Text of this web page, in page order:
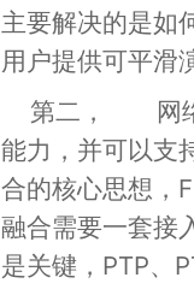
主要解决的是如
用户提供可平滑
第二， 网络
能力，并可以支
合的核心思想，
融合需要一套接
是关键，PTP、